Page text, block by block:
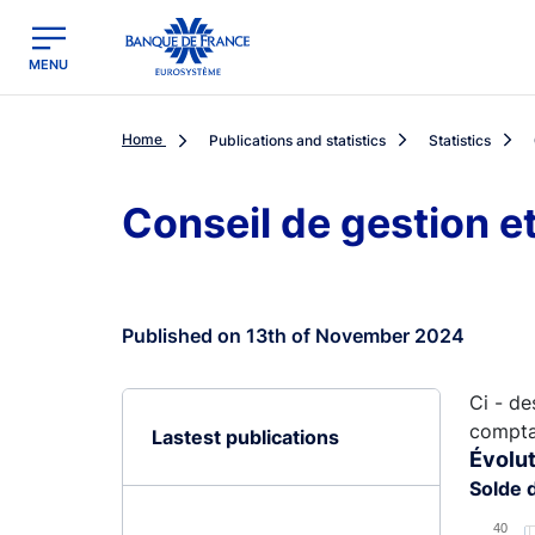
Banque de France - Menu Principal
MENU
Home Publications and statistics Statistics
Conseil de gestion
Published on 13th of November 2024
Lastest publications
Ci -
Solde
40